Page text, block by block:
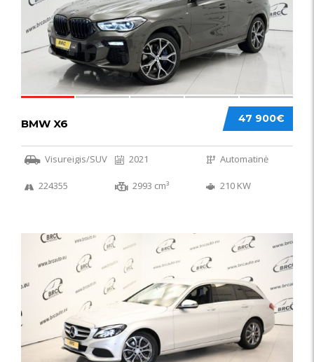
47 900€
BMW X6
Visureigis/SUV 2021 Automatinė
224355 2993 cm³ 210 KW
52